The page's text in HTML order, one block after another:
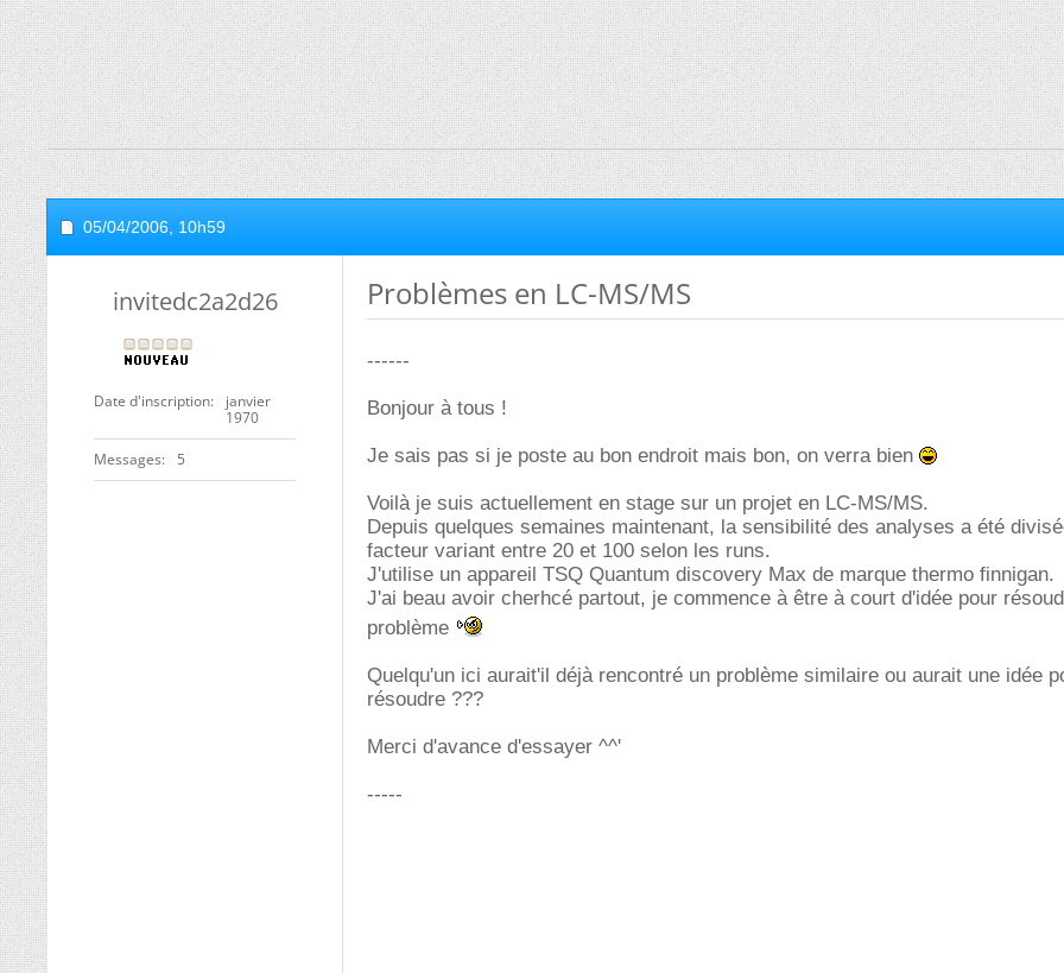
05/04/2006, 10h59
invitedc2a2d26
Date d'inscription
janvier
1970
Messages 5
Problèmes en LC-MS/MS
------
Bonjour à tous !
Je sais pas si je poste au bon endroit mais bon, on verra bien
Voilà je suis actuellement en stage sur un projet en LC-MS/MS.
Depuis quelques semaines maintenant, la sensibilité des analyses a été
facteur variant entre 20 et 100 selon les runs.
J'utilise un appareil TSQ Quantum discovery Max de marque thermo finnigan.
J'ai beau avoir cherhcé partout, je commence à être à court d'idée pour
problème
Quelqu'un ici aurait'il déjà rencontré un problème similaire ou aurait une idée
résoudre ???
Merci d'avance d'essayer ^^'
-----